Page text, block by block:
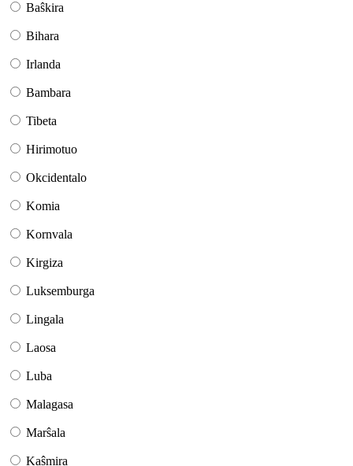
Baŝkira
Bihara
Irlanda
Bambara
Tibeta
Hirimotuo
Okcidentalo
Komia
Kornvala
Kirgiza
Luksemburga
Lingala
Laosa
Luba
Malagasa
Marŝala
Kaŝmira